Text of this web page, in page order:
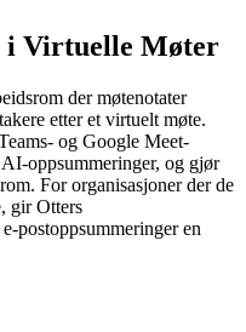
i Virtuelle Møter
der møtenotater
etter et virtuelt møte.
og Google Meet-
oppsummeringer, og gjør
For organisasjoner der de
gir Otters
postoppsummeringer en